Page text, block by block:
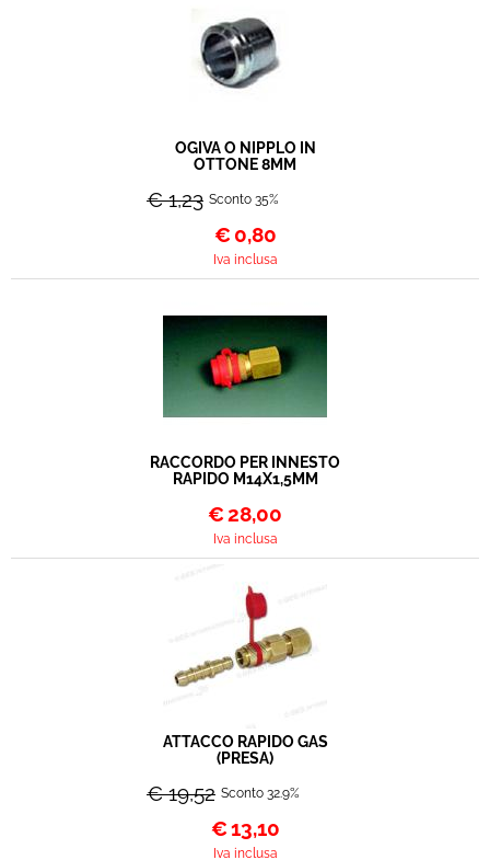
OGIVA O NIPPLO IN
OTTONE 8MM
€ 1,23 Sconto 35%
€ 0,80
Iva inclusa
RACCORDO PER INNESTO
RAPIDO M14X1,5MM
€28,00
Iva inclusa
ATTACCO RAPIDO GAS
(PRESA)
€ 19,52 Sconto 32.9%
€13,10
Iva inclusa